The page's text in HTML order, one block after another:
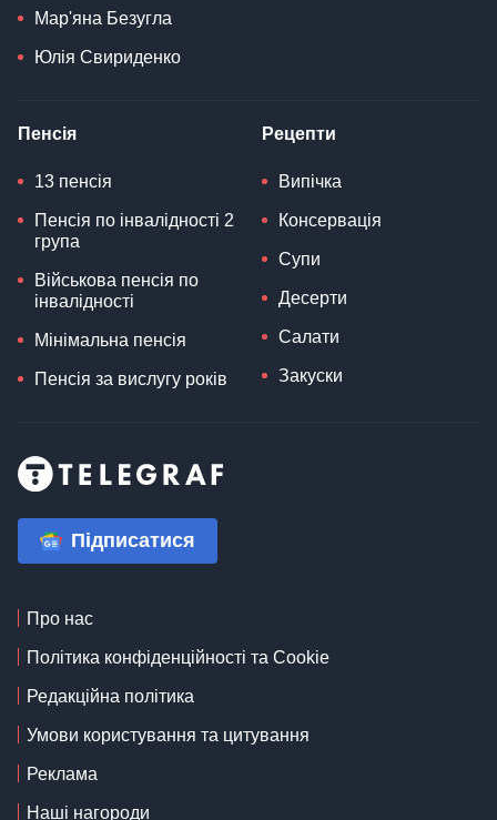
Мар'яна Безугла
Юлія Свириденко
Пенсія
13 пенсія
Пенсія по інвалідності 2
група
Військова пенсія по
інвалідності
Мінімальна пенсія
Пенсія за вислугу років
Рецепти
Випічка
Консервація
Супи
Десерти
Салати
Закуски
Підписатися
Про нас
Політика конфіденційності та Cookie
Редакційна політика
Умови користування та цитування
Реклама
Наші нагороди